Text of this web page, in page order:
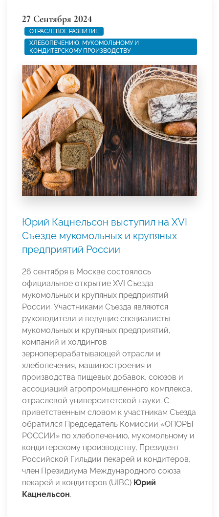
27 Сентября 2024
ОТРАСЛЕВОЕ РАЗВИТИЕ
ХЛЕБОПЕЧЕНИЮ, МУКОМОЛЬНОМУ И
КОНДИТЕРСКОМУ ПРОИЗВОДСТВУ
Юрий Кацнельсон выступил на XVI
Съезде мукомольных и крупяных
предприятий России
26 сентября в Москве состоялось
официальное открытие XVI Съезда
мукомольных и крупяных предприятий
России. Участниками Съезда являются
руководители и ведущие специалисты
мукомольных и крупяных предприятий,
компаний и холдингов
зерноперерабатывающей отрасли и
хлебопечения, машиностроения и
производства пищевых добавок, союзов и
ассоциаций агропромышленного комплекса,
отраслевой университетской науки. С
приветственным словом к участникам Съезда
обратился Председатель Комиссии «ОПОРЫ
РОССИИ» по хлебопечению, мукомольному и
кондитерскому производству, Президент
Российской Гильдии пекарей и кондитеров,
член Президиума Международного союза
пекарей и кондитеров (UIBC) Юрий
Кацнельсон.